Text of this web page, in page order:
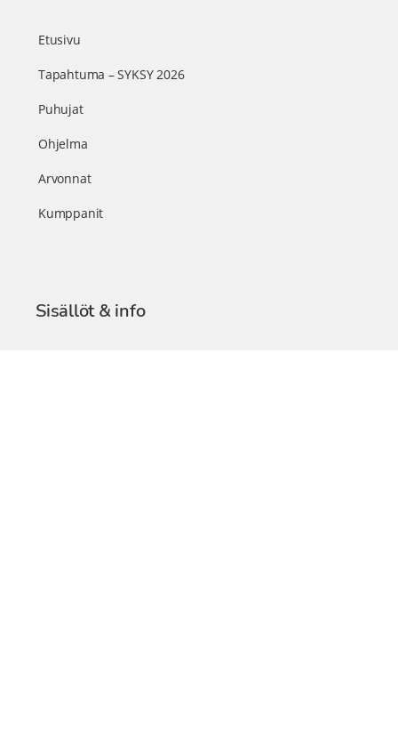
Etusivu
Tapahtuma – SYKSY 2026
Puhujat
Ohjelma
Arvonnat
Kumppanit
Sisällöt & info